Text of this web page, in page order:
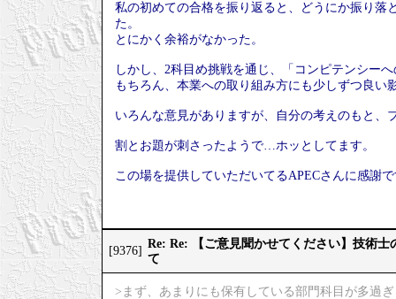
私の初めての合格を振り返ると、どうにか振り落
た。
とにかく余裕がなかった。
しかし、2科目め挑戦を通じ、「コンピテンシー
もちろん、本業への取り組み方にも少しずつ良い
いろんな意見がありますが、自分の考えのもと
割とお題が刺さったようで…ホッとしてます。
この場を提供していただいてるAPECさんに感謝
[9376]
Re: Re: 【ご意見聞かせてください】技術士
て
>まず、あまりにも保有している部門科目が多過